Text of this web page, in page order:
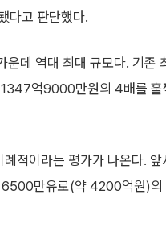
다고 판단했다.
데 역대 최대 규모다. 기존
억9000만원의 4배를 훌
적이라는 평가가 나온다.
만유로(약 4200억원)의